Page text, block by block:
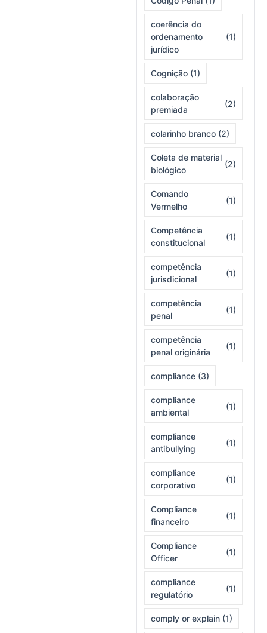
coerência do
ordenamento
jurídico
(1)
Cognição (1)
colaboração
premiada
(2)
colarinho branco (2)
Coleta de material
biológico
(2)
Comando
Vermelho
(1)
Competência
constitucional
(1)
competência
jurisdicional
(1)
competência
penal
(1)
competência
penal originária
(1)
compliance (3)
compliance
ambiental
(1)
compliance
antibullying
(1)
compliance
corporativo
(1)
Compliance
financeiro
(1)
Compliance
Officer
(1)
compliance
regulatório
(1)
comply or explain (1)